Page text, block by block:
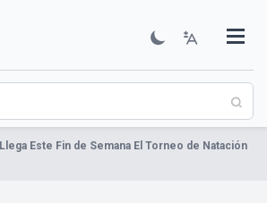
Llega Este Fin de Semana El Torneo de Natación